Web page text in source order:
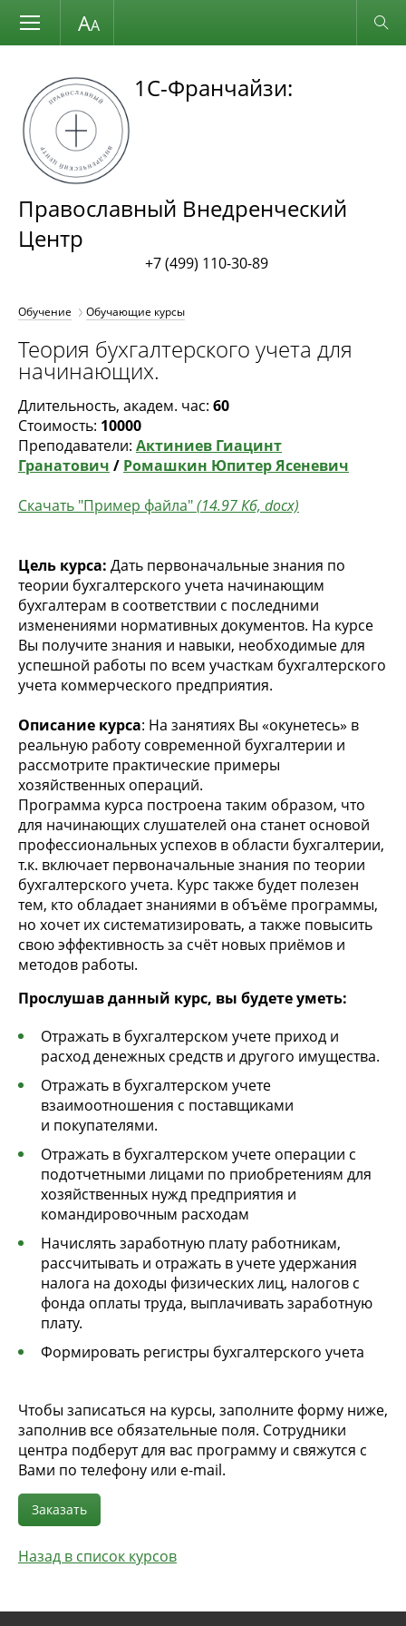
Размер шрифта Обычная версия
1С-Франчайзи:
Православный Внедренческий
Центр
+7 (499) 110-30-89
Обучение Обучающие курсы
Теория бухгалтерского учета для
начинающих.
Длительность, академ. час: 60
Стоимость: 10000
Преподаватели: Актиниев Гиацинт
Гранатович / Ромашкин Юпитер Ясеневич
Скачать "Пример файла"(14.97 Кб, docx)
Цель курса: Дать первоначальные знания по
теории бухгалтерского учета начинающим
бухгалтерам в соответствии с последними
изменениями нормативных документов. На курсе
Вы получите знания и навыки, необходимые для
успешной работы по всем участкам бухгалтерского
учета коммерческого предприятия.
Описание курса: На занятиях Вы «окунетесь» в
реальную работу современной бухгалтерии и
рассмотрите практические примеры
хозяйственных операций.
Программа курса построена таким образом, что
для начинающих слушателей она станет основой
профессиональных успехов в области бухгалтерии,
т.к. включает первоначальные знания по теории
бухгалтерского учета. Курс также будет полезен
тем, кто обладает знаниями в объёме программы,
но хочет их систематизировать, а также повысить
свою эффективность за счёт новых приёмов и
методов работы.
Прослушав данный курс, вы будете уметь:
Отражать в бухгалтерском учете приход и
расход денежных средств и другого имущества.
Отражать в бухгалтерском учете
взаимоотношения с поставщиками
и покупателями.
Отражать в бухгалтерском учете операции с
подотчетными лицами по приобретениям для
хозяйственных нужд предприятия и
командировочным расходам
Начислять заработную плату работникам,
рассчитывать и отражать в учете удержания
налога на доходы физических лиц, налогов с
фонда оплаты труда, выплачивать заработную
плату.
Формировать регистры бухгалтерского учета
Чтобы записаться на курсы, заполните форму ниже,
заполнив все обязательные поля. Сотрудники
центра подберут для вас программу и свяжутся с
Вами по телефону или e-mail.
Заказать
Назад в список курсов